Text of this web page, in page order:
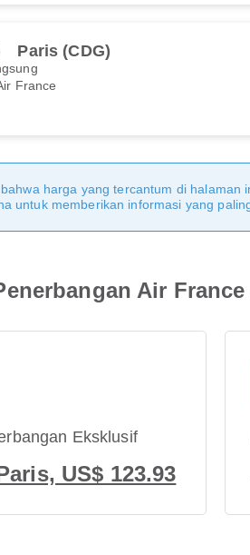
Paris (CDG)
France
harga yang tercantum di
untuk memberikan informasi yang
Air
Eksklusif
US$ 123.93